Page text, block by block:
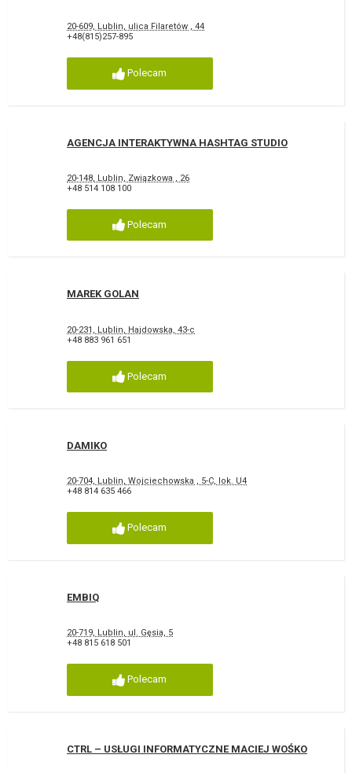
20-609, Lublin, ulica Filaretów , 44
+48(815)257-895
Polecam
AGENCJA INTERAKTYWNA HASHTAG STUDIO
20-148, Lublin, Związkowa , 26
+48 514 108 100
Polecam
MAREK GOLAN
20-231, Lublin, Hajdowska, 43-c
+48 883 961 651
Polecam
DAMIKO
20-704, Lublin, Wojciechowska , 5-C, lok. U4
+48 814 635 466
Polecam
EMBIQ
20-719, Lublin, ul. Gęsia, 5
+48 815 618 501
Polecam
CTRL – USŁUGI INFORMATYCZNE MACIEJ WOŚKO